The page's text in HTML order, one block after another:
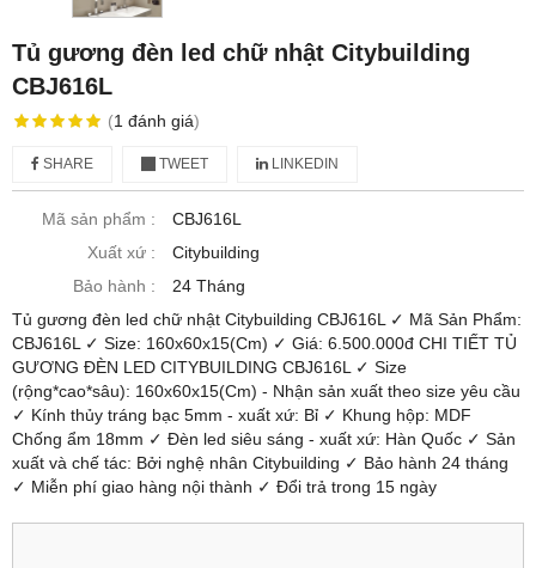
Tủ gương đèn led chữ nhật Citybuilding
CBJ616L
(1 đánh giá)
SHARE TWEET LINKEDIN
Mã sản phẩm :
CBJ616L
Xuất xứ :
Citybuilding
Bảo hành :
24 Tháng
Tủ gương đèn led chữ nhật Citybuilding CBJ616L ✓ Mã Sản Phẩm:
CBJ616L ✓ Size: 160x60x15(Cm) ✓ Giá: 6.500.000đ CHI TIẾT TỦ
GƯƠNG ĐÈN LED CITYBUILDING CBJ616L ✓ Size
(rộng*cao*sâu): 160x60x15(Cm) - Nhận sản xuất theo size yêu cầu
✓ Kính thủy tráng bạc 5mm - xuất xứ: Bỉ ✓ Khung hộp: MDF
Chống ẩm 18mm ✓ Đèn led siêu sáng - xuất xứ: Hàn Quốc ✓ Sản
xuất và chế tác: Bởi nghệ nhân Citybuilding ✓ Bảo hành 24 tháng
✓ Miễn phí giao hàng nội thành ✓ Đổi trả trong 15 ngày